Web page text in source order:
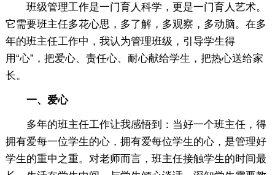
班级管理工作是一门育人科学，更是一门育人艺术。
它需要班主任多花心思，多了解，多观察，多动脑。在多
年的班主任工作中，我认为管理班级，引导学生得
用“心”，把爱心、责任心、耐心献给学生，把热心送给家
长。
一、爱心
多年的班主任工作让我感悟到：当好一个班主任，得
拥有爱每一位学生的心，拥有爱每位学生的心，是管理好
学生的重中之重。对老师而言，班主任接触学生的时间最